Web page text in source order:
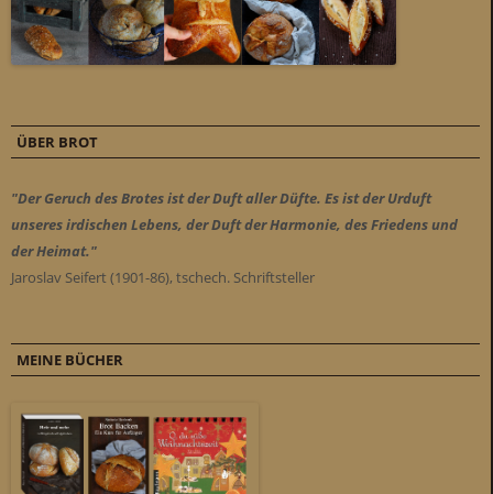
ÜBER BROT
"Der Geruch des Brotes ist der Duft aller Düfte. Es ist der Urduft
unseres irdischen Lebens, der Duft der Harmonie, des Friedens und
der Heimat."
Jaroslav Seifert (1901-86), tschech. Schriftsteller
MEINE BÜCHER